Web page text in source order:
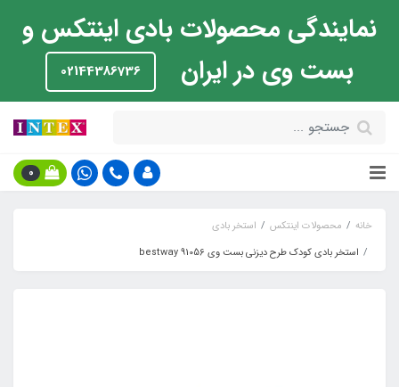
نمایندگی محصولات بادی اینتکس و
بست وی در ایران
02144386736
0
خانه محصولات اینتکس
استخر بادی
استخر بادی کودک طرح دیزنی بست وی bestway 91056